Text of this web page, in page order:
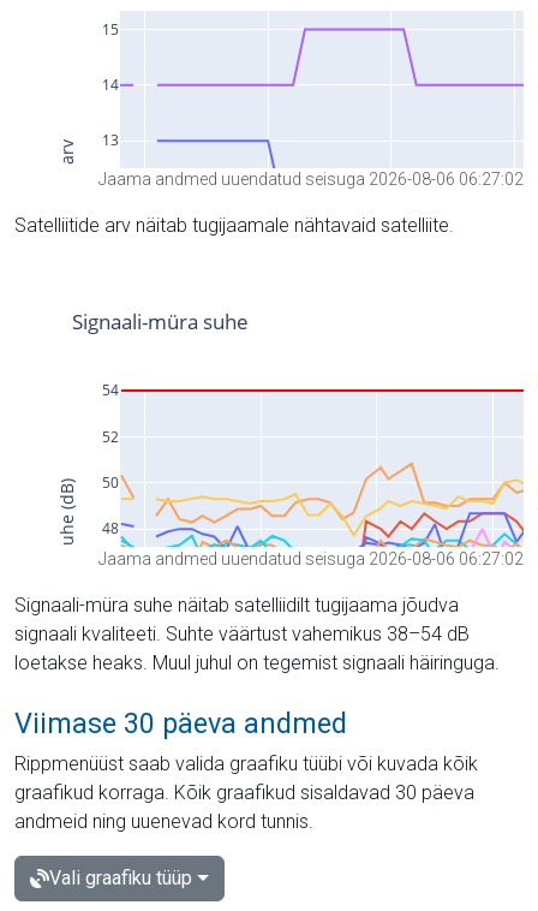
Jaama andmed uuendatud seisuga 2026-08-06 06:27:02
Satelliitide arv näitab tugijaamale nähtavaid satelliite.
Jaama andmed uuendatud seisuga 2026-08-06 06:27:02
Signaali-müra suhe näitab satelliidilt tugijaama jõudva
signaali kvaliteeti. Suhte väärtust vahemikus 38–54 dB
loetakse heaks. Muul juhul on tegemist signaali häiringuga.
Viimase 30 päeva andmed
Rippmenüüst saab valida graafiku tüübi või kuvada kõik
graafikud korraga. Kõik graafikud sisaldavad 30 päeva
andmeid ning uuenevad kord tunnis.
Vali graafiku tüüp